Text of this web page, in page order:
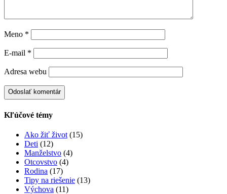
Meno *
E-mail *
Adresa webu
Kľúčové témy
Ako žiť život (15)
Deti (12)
Manželstvo (4)
Otcovstvo (4)
Rodina (17)
Tipy na riešenie (13)
Výchova (11)